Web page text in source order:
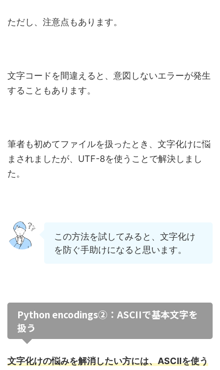
ただし、注意点もあります。
文字コードを間違えると、意図しないエラーが発生
することもあります。
筆者も初めてファイルを扱ったとき、文字化けに悩
まされましたが、UTF-8を使うことで解決しまし
た。
この方法を試してみると、文字化け
を防ぐ手助けになると思います。
Python encodings②：ASCIIで基本文字を
扱う
文字化けの悩みを解消したい方には、ASCIIを使う